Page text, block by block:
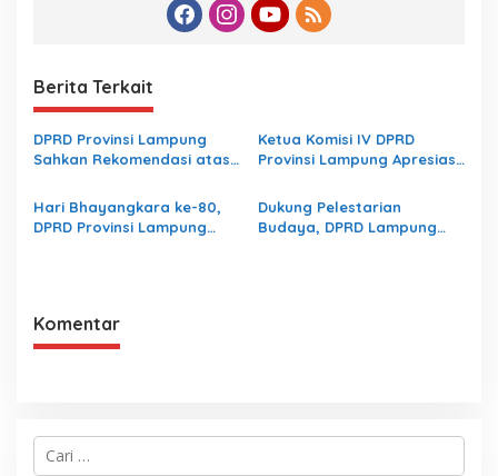
Berita Terkait
DPRD Provinsi Lampung
Sahkan Rekomendasi atas
Pemerintah Provinsi
Lampung Tahun Anggaran
2025
Ketua Komisi IV DPRD
Provinsi Lampung Apresiasi
melalui Program IJD
Hari Bhayangkara ke-80,
DPRD Provinsi Lampung
Dukung Pelestarian
Budaya, DPRD Lampung
Komentar
C